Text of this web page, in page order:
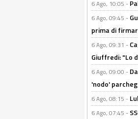
6 Ago, 10:05 -
6 Ago, 09:45 -
prima di
6 Ago, 09:31 -
Giuffredi: "Lo
6 Ago, 09:00 -
'nodo'
6 Ago, 08:15 -
6 Ago, 07:45 -